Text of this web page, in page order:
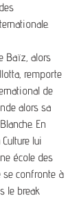
Baïz, alors
remporte
de
alors sa
En
lui
école des
se confronte à
le break